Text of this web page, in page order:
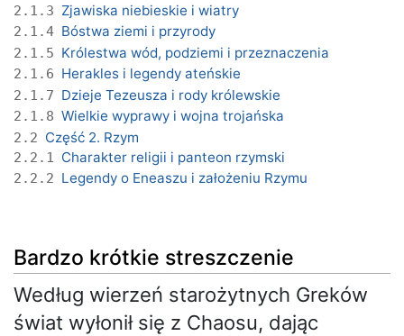
2.1.3 Zjawiska niebieskie i wiatry
2.1.4 Bóstwa ziemi i przyrody
2.1.5 Królestwa wód, podziemi i przeznaczenia
2.1.6 Herakles i legendy ateńskie
2.1.7 Dzieje Tezeusza i rody królewskie
2.1.8 Wielkie wyprawy i wojna trojańska
2.2 Część 2. Rzym
2.2.1 Charakter religii i panteon rzymski
2.2.2 Legendy o Eneaszu i założeniu Rzymu
Bardzo krótkie streszczenie
Według wierzeń starożytnych Greków
świat wyłonił się z Chaosu, dając